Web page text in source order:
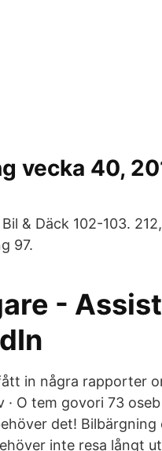
vecka 40,
& Däck 102-103.
97.
-
in några rapporter
O tem govori 73
det!
inte resa långt